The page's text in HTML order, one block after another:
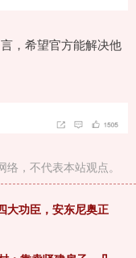
，希望官方能解决他
，不代表本站观点。
大功臣，安东尼奥正